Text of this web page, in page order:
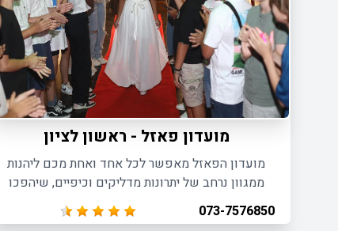
מועדון פאזל - ראשון לציון
מועדון הפאזל מאפשר לכל אחד ואחת מכם ליהנות
ממגוון נרחב של יתרונות מדליקים וכיפיים, שיהפכו
גם את אירוע בת המצווה שלכם למסיבה הכי מגניבה
בעיר.
073-7576850